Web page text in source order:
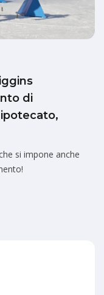
di
si impone anche